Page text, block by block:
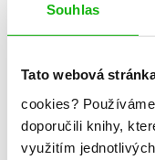
Souhlas
Tato webová
cookies?
doporučili knihy,
využitím
číst více
videa